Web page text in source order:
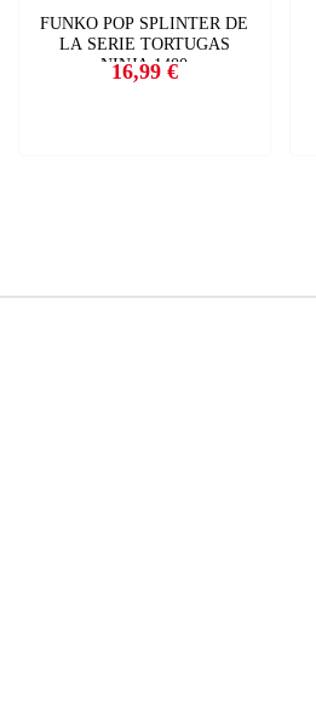
FUNKO POP SPLINTER DE
LA SERIE TORTUGAS
NINJA 1400
Precio
16,99 €